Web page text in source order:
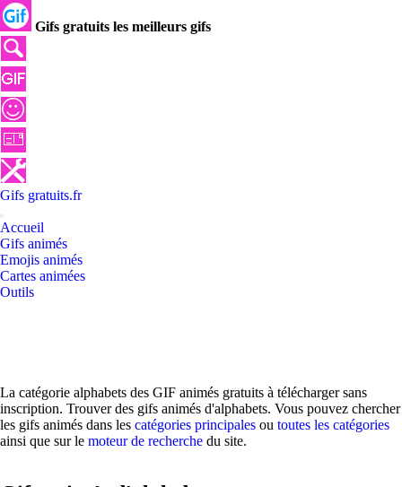
Gifs gratuits les meilleurs gifs
Gifs gratuits.fr
Accueil
Gifs animés
Emojis animés
Cartes animées
Outils
La catégorie alphabets des GIF animés gratuits à télécharger sans
inscription. Trouver des gifs animés d'alphabets. Vous pouvez chercher
les gifs animés dans les catégories principales ou toutes les catégories
ainsi que sur le moteur de recherche du site.